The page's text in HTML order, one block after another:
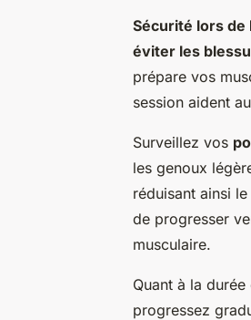
Sécurité lors de
éviter les
prépare vos
session aident
Surveillez vos
les genoux
réduisant ainsi
de progresser
musculaire.
Quant à la
progressez